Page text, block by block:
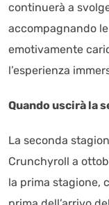
continuerà a
accompagnando
emotivamente
l’esperienza
Quando uscirà la
La seconda
Crunchyroll a
la prima stagione,